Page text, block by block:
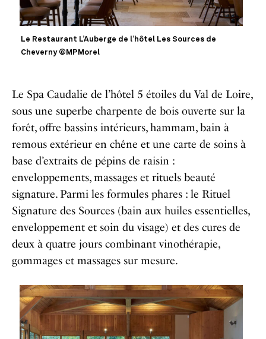
Le Restaurant L’Auberge de l’hôtel Les Sources de
Cheverny ©MPMorel
Le Spa Caudalie de l’hôtel 5 étoiles du Val de Loire,
sous une superbe charpente de bois ouverte sur la
forêt, offre bassins intérieurs, hammam, bain à
remous extérieur en chêne et une carte de soins à
base d’extraits de pépins de raisin :
enveloppements, massages et rituels beauté
signature. Parmi les formules phares : le Rituel
Signature des Sources (bain aux huiles essentielles,
enveloppement et soin du visage) et des cures de
deux à quatre jours combinant vinothérapie,
gommages et massages sur mesure.